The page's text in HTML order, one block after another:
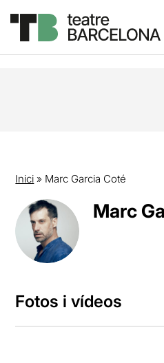
Inici » Marc Garcia Coté
Marc
Fotos i vídeos